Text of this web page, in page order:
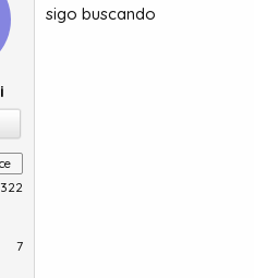
322
7
sigo buscando